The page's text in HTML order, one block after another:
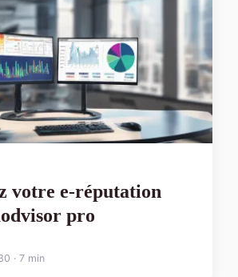
votre e-réputation
pro
· 7 min